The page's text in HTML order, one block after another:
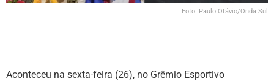
Foto: Paulo Otávio/Onda Sul
Aconteceu na sexta-feira (26), no Grêmio Esportivo